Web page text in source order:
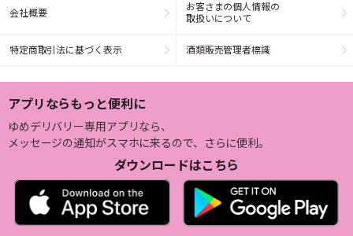
会社概要
お客さまの個人情報の
取扱いについて
特定商取引法に基づく表示 酒類販売管理者標識
アプリならもっと便利に
ゆめデリバリー専用アプリなら、
メッセージの通知がスマホに来るので、さらに便利。
ダウンロードはこちら